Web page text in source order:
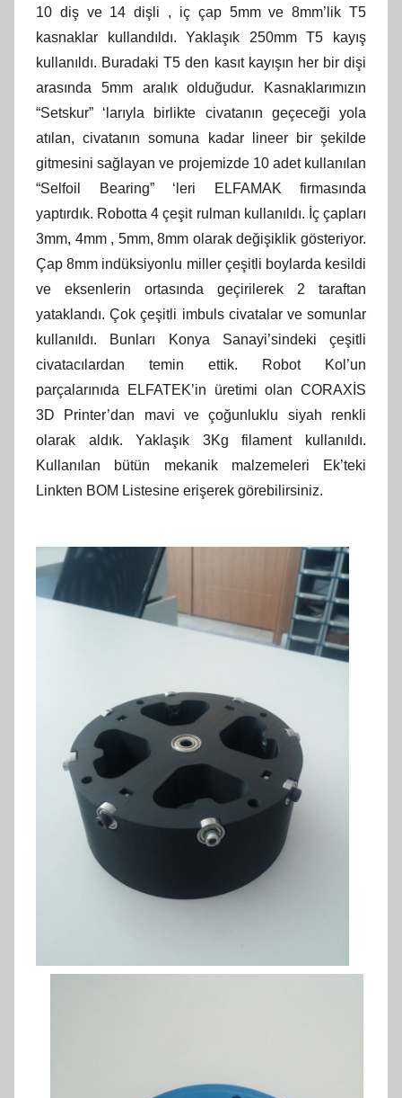
10 diş ve 14 dişli , iç çap 5mm ve 8mm’lik T5
kasnaklar kullandıldı. Yaklaşık 250mm T5 kayış
kullanıldı. Buradaki T5 den kasıt kayışın her bir dişi
arasında 5mm aralık olduğudur. Kasnaklarımızın
“Setskur” ‘larıyla birlikte civatanın geçeceği yola
atılan, civatanın somuna kadar lineer bir şekilde
gitmesini sağlayan ve projemizde 10 adet kullanılan
“Selfoil Bearing” ‘leri ELFAMAK firmasında
yaptırdık. Robotta 4 çeşit rulman kullanıldı. İç çapları
3mm, 4mm , 5mm, 8mm olarak değişiklik gösteriyor.
Çap 8mm indüksiyonlu miller çeşitli boylarda kesildi
ve eksenlerin ortasında geçirilerek 2 taraftan
yataklandı. Çok çeşitli imbuls civatalar ve somunlar
kullanıldı. Bunları Konya Sanayi’sindeki çeşitli
civatacılardan temin ettik. Robot Kol’un
parçalarınıda ELFATEK’in üretimi olan CORAXİS
3D Printer’dan mavi ve çoğunluklu siyah renkli
olarak aldık. Yaklaşık 3Kg filament kullanıldı.
Kullanılan bütün mekanik malzemeleri Ek’teki
Linkten BOM Listesine erişerek görebilirsiniz.